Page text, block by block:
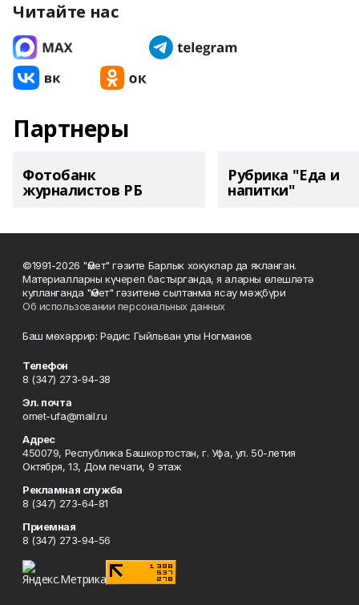
Читайте нас
Партнеры
Фотобанк
журналистов РБ
Рубрика "Еда и
напитки"
©1991-2026 "Өмет" гәзите Барлык хокуклар да якланган.
Материалларны күчереп бастырганда, я аларны өлешләтә
кулланганда "Өмет" гәзитенә сылтанма ясау мәҗбүри
Об использовании персональных данных
Баш мөхәррир: Рәдис Гыйльван улы Ногманов
Телефон
8 (347) 273-94-38
Эл. почта
omet-ufa@mail.ru
Адрес
450079, Республика Башкортостан, г. Уфа, ул. 50-летия
Октября, 13, Дом печати, 9 этаж
Рекламная служба
8 (347) 273-64-81
Приемная
8 (347) 273-94-56